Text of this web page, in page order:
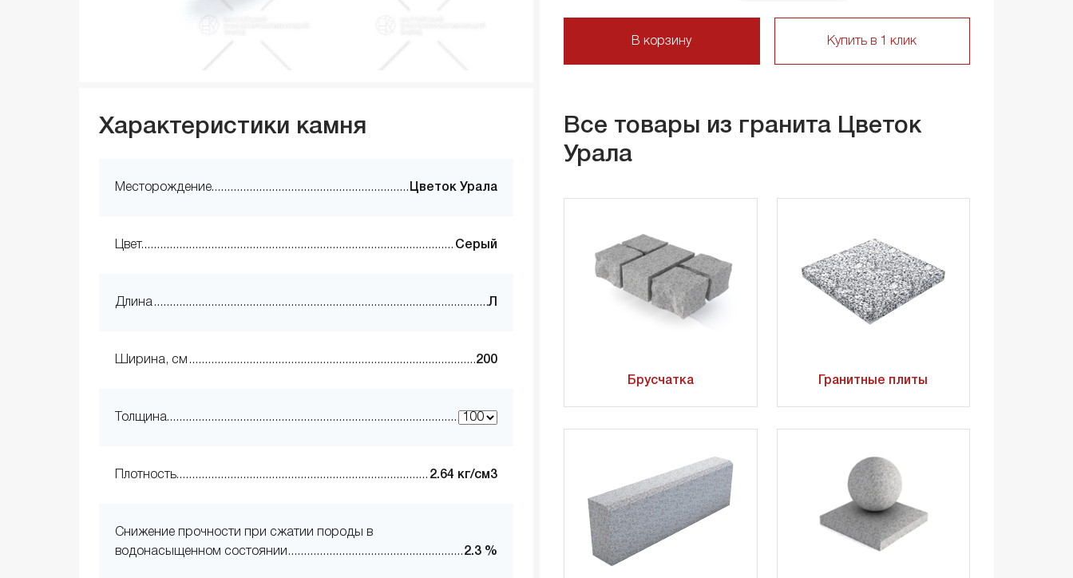
В корзину Купить в 1 клик
Все товары из гранита Цветок
Урала
Брусчатка Гранитные плиты
Характеристики камня
Месторождение Цветок Урала
Цвет Серый
Длина Л
Ширина, см 200
Толщина
Плотность 2.64 кг/см3
Снижение прочности при сжатии породы в
водонасыщенном состоянии
2.3 %